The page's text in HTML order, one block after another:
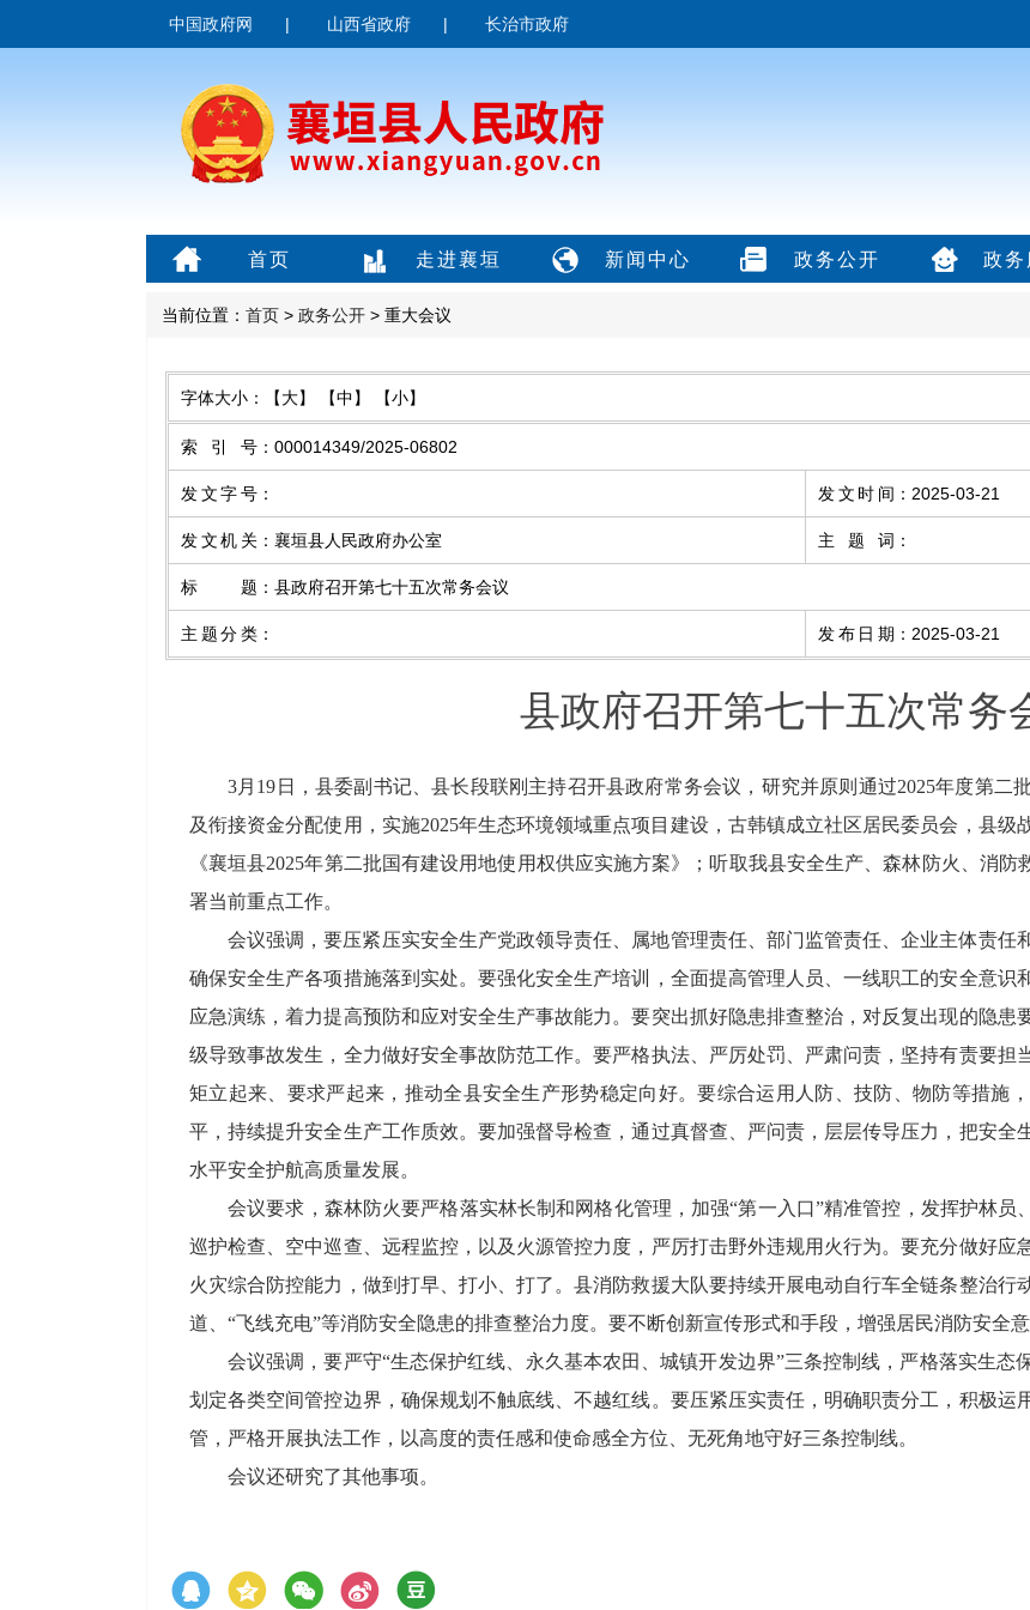
中国政府网 | 山西省政府 | 长治市政府
首页 走进襄垣 新闻中心 政务公开 政务
当前位置： 首页 > 政务公开 > 重大会议
字体大小： 【大】 【中】 【小】
索引号 ： 000014349/2025-06802
发文字号 ： 发文时间 ： 2025-03-21
发文机关 ： 襄垣县人民政府办公室 主题词 ：
标题 ： 县政府召开第七十五次常务会议
主题分类 ： 发布日期 ： 2025-03-21
县政府召开第七十五次常务
3月19日，县委副书记、县长段联刚主持召开县政府常务会议，研究并原则通过2025年度第二
及衔接资金分配使用，实施2025年生态环境领域重点项目建设，古韩镇成立社区居民委员会，县
《襄垣县2025年第二批国有建设用地使用权供应实施方案》；听取我县安全生产、森林防火、消
署当前重点工作。
会议强调，要压紧压实安全生产党政领导责任、属地管理责任、部门监管责任、企业主体责任
确保安全生产各项措施落到实处。要强化安全生产培训，全面提高管理人员、一线职工的安全意识
应急演练，着力提高预防和应对安全生产事故能力。要突出抓好隐患排查整治，对反复出现的隐患
级导致事故发生，全力做好安全事故防范工作。要严格执法、严厉处罚、严肃问责，坚持有责要担
矩立起来、要求严起来，推动全县安全生产形势稳定向好。要综合运用人防、技防、物防等措施
平，持续提升安全生产工作质效。要加强督导检查，通过真督查、严问责，层层传导压力，把安全
水平安全护航高质量发展。
会议要求，森林防火要严格落实林长制和网格化管理，加强“第一入口”精准管控，发挥护林员
巡护检查、空中巡查、远程监控，以及火源管控力度，严厉打击野外违规用火行为。要充分做好应
火灾综合防控能力，做到打早、打小、打了。县消防救援大队要持续开展电动自行车全链条整治行
道、“飞线充电”等消防安全隐患的排查整治力度。要不断创新宣传形式和手段，增强居民消防安全
会议强调，要严守“生态保护红线、永久基本农田、城镇开发边界”三条控制线，严格落实生态
划定各类空间管控边界，确保规划不触底线、不越红线。要压紧压实责任，明确职责分工，积极运
管，严格开展执法工作，以高度的责任感和使命感全方位、无死角地守好三条控制线。
会议还研究了其他事项。